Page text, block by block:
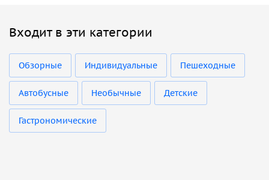
Входит в эти категории
Обзорные Индивидуальные Пешеходные
Автобусные Необычные Детские
Гастрономические